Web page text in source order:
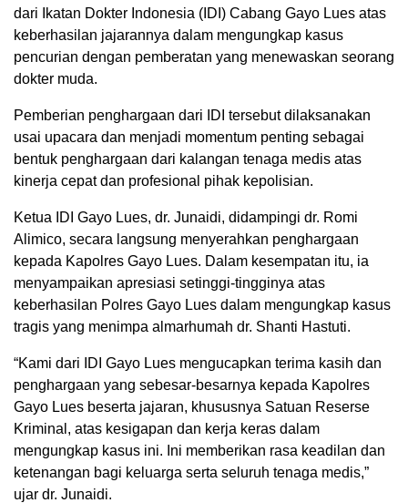
dari Ikatan Dokter Indonesia (IDI) Cabang Gayo Lues atas
keberhasilan jajarannya dalam mengungkap kasus
pencurian dengan pemberatan yang menewaskan seorang
dokter muda.
Pemberian penghargaan dari IDI tersebut dilaksanakan
usai upacara dan menjadi momentum penting sebagai
bentuk penghargaan dari kalangan tenaga medis atas
kinerja cepat dan profesional pihak kepolisian.
Ketua IDI Gayo Lues, dr. Junaidi, didampingi dr. Romi
Alimico, secara langsung menyerahkan penghargaan
kepada Kapolres Gayo Lues. Dalam kesempatan itu, ia
menyampaikan apresiasi setinggi-tingginya atas
keberhasilan Polres Gayo Lues dalam mengungkap kasus
tragis yang menimpa almarhumah dr. Shanti Hastuti.
“Kami dari IDI Gayo Lues mengucapkan terima kasih dan
penghargaan yang sebesar-besarnya kepada Kapolres
Gayo Lues beserta jajaran, khususnya Satuan Reserse
Kriminal, atas kesigapan dan kerja keras dalam
mengungkap kasus ini. Ini memberikan rasa keadilan dan
ketenangan bagi keluarga serta seluruh tenaga medis,”
ujar dr. Junaidi.